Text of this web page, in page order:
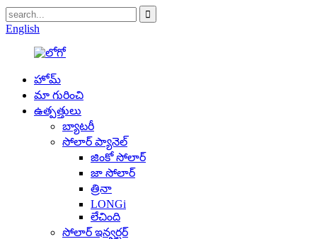
English
హోమ్
మా గురించి
ఉత్పత్తులు
బ్యాటరీ
సోలార్ ప్యానెల్
జింకో సోలార్
జా సోలార్
త్రినా
LONGi
లేచింది
సోలార్ ఇన్వర్టర్